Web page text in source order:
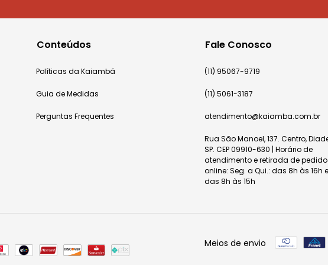
Conteúdos
Políticas da Kaiambá
Guia de Medidas
Perguntas Frequentes
Fale Conosco
(11) 95067-9719
(11) 5061-3187
atendimento@kaiamba.com.br
Rua São Manoel, 137. Centro,
SP. CEP 09910-630 | Horário de
atendimento e retirada de
online: Seg. a Qui.: das 8h às 16h
das 8h às 15h
Meios de envio